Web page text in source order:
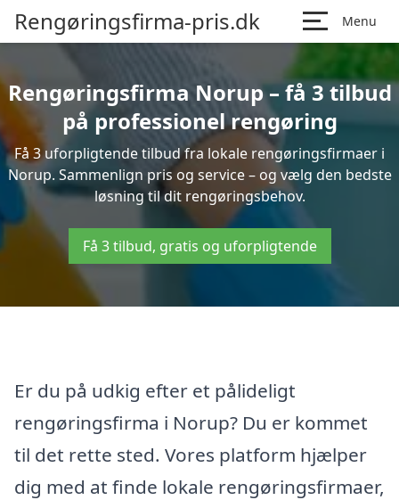
Rengøringsfirma-pris.dk Menu
Rengøringsfirma Norup – få 3 tilbud
på professionel rengøring
Få 3 uforpligtende tilbud fra lokale rengøringsfirmaer i
Norup. Sammenlign pris og service – og vælg den bedste
løsning til dit rengøringsbehov.
Få 3 tilbud, gratis og uforpligtende
Er du på udkig efter et pålideligt
rengøringsfirma i Norup? Du er kommet
til det rette sted. Vores platform hjælper
dig med at finde lokale rengøringsfirmaer,